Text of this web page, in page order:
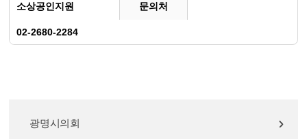
소상공인지원 문의처
02-2680-2284
광명시의회